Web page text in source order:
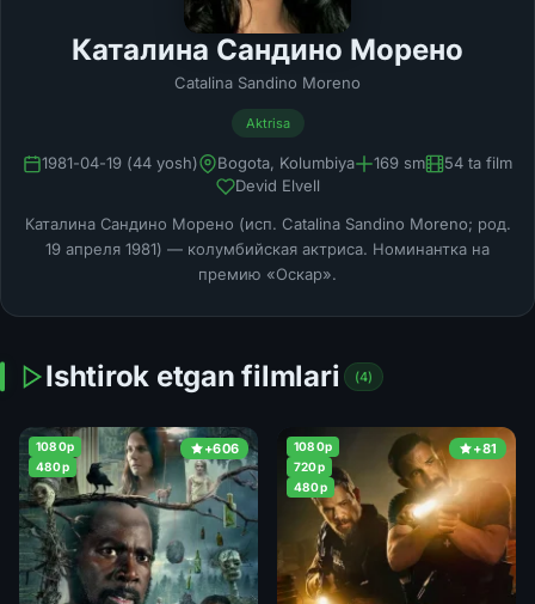
Каталина Сандино Морено
Catalina Sandino Moreno
Aktrisa
1981-04-19 (44 yosh) Bogota, Kolumbiya 169 sm
54 ta film
Devid Elvell
Каталина Сандино Морено (исп. Catalina Sandino Moreno; род.
19 апреля 1981) — колумбийская актриса. Номинантка на
премию «Оскар».
Ishtirok etgan filmlari (4)
+606
1080p
480p
+81
1080p
720p
480p